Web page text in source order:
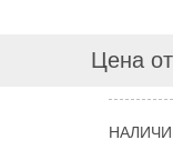
Цена